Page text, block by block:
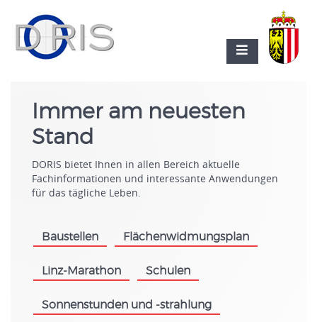
Immer am neuesten
Stand
DORIS bietet Ihnen in allen Bereich aktuelle
Fachinformationen und interessante Anwendungen
für das tägliche Leben.
Baustellen Flächenwidmungsplan
Linz-Marathon Schulen
Sonnenstunden und -strahlung